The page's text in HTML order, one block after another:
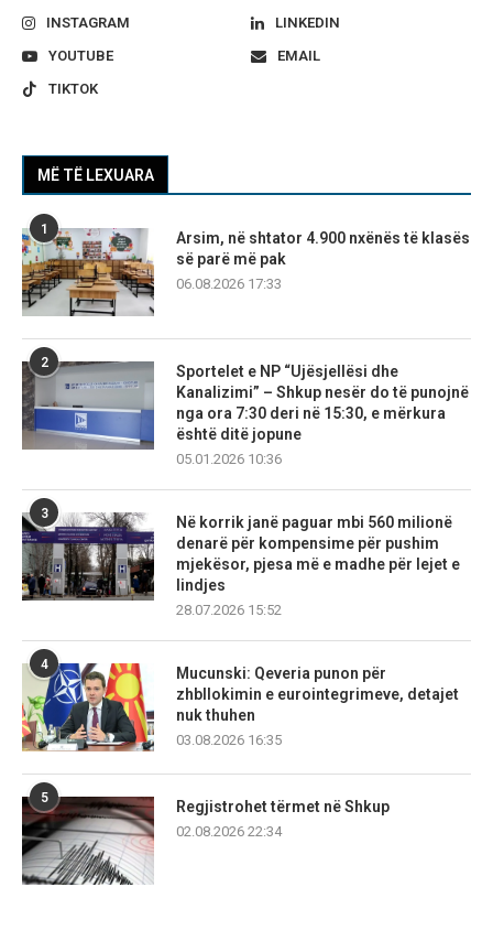
INSTAGRAM
LINKEDIN
YOUTUBE
EMAIL
TIKTOK
MË TË LEXUARA
1
Arsim, në shtator 4.900 nxënës të klasës
së parë më pak
06.08.2026 17:33
2
Sportelet e NP “Ujësjellësi dhe
Kanalizimi” – Shkup nesër do të punojnë
nga ora 7:30 deri në 15:30, e mërkura
është ditë jopune
05.01.2026 10:36
3
Në korrik janë paguar mbi 560 milionë
denarë për kompensime për pushim
mjekësor, pjesa më e madhe për lejet e
lindjes
28.07.2026 15:52
4
Mucunski: Qeveria punon për
zhbllokimin e eurointegrimeve, detajet
nuk thuhen
03.08.2026 16:35
5
Regjistrohet tërmet në Shkup
02.08.2026 22:34